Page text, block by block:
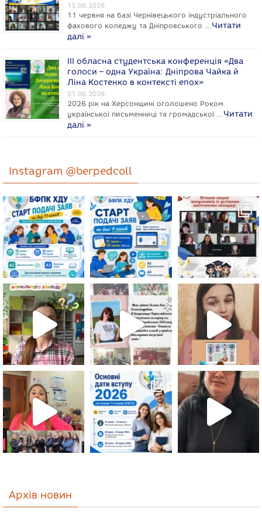
13.06.2026
11 червня на базі Чернівецького індустріального
фахового коледжу та Дніпровського … Читати
далі »
ІІІ обласна студентська конференція «Два
голоси – одна Україна: Дніпрова Чайка й
Ліна Костенко в контексті епох»
01.06.2026
2026 рік на Херсонщині оголошено Роком
укpaїнcької письменниці та громадської … Читати
далі »
Instagram @berpedcoll
Архів новин